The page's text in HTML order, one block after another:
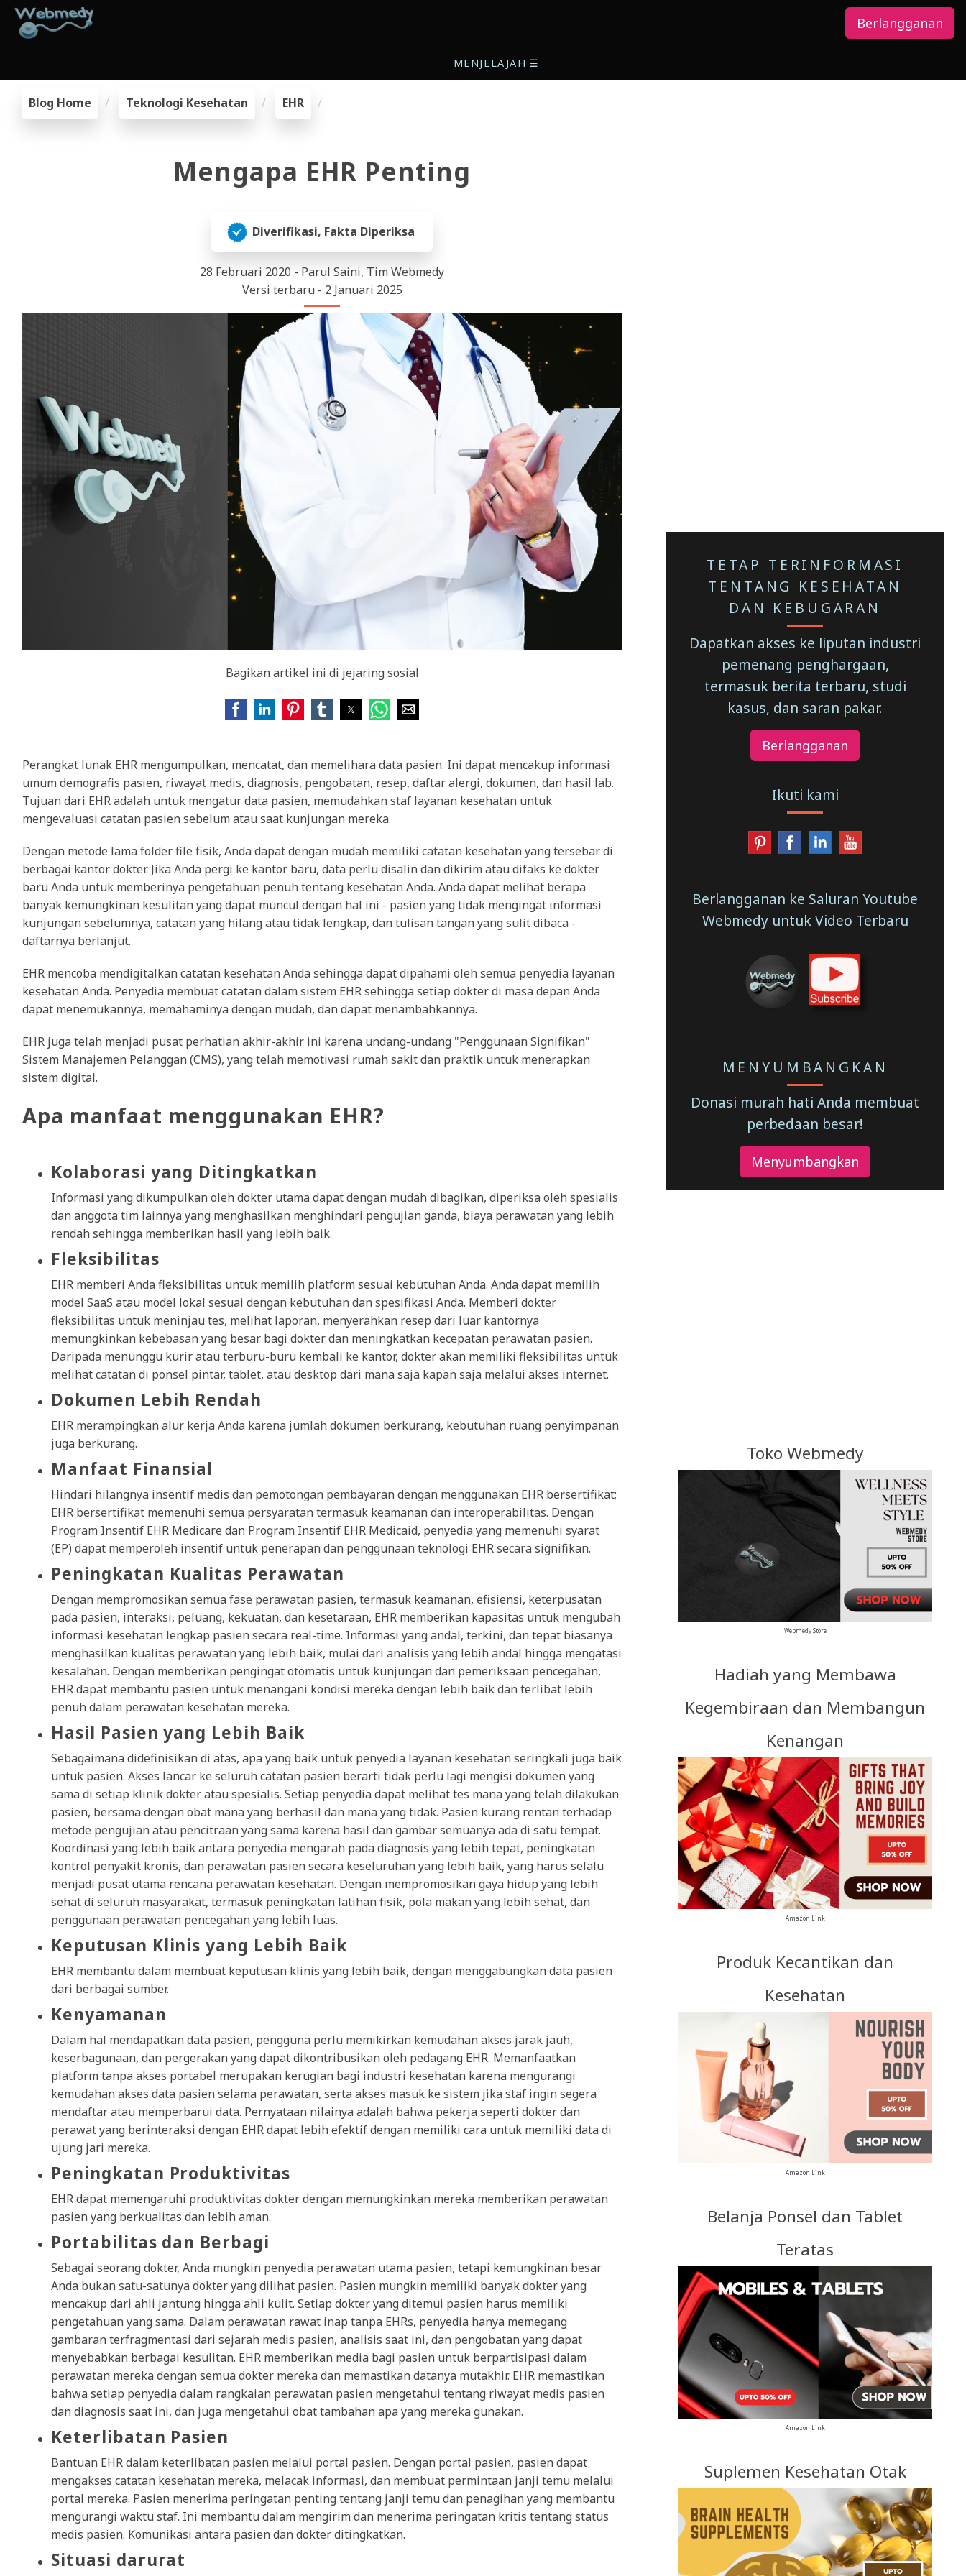
Berlangganan
MENJELAJAH ☰
Blog Home Teknologi Kesehatan EHR
Mengapa EHR Penting
Diverifikasi, Fakta Diperiksa
28 Februari 2020 - Parul Saini, Tim Webmedy
Versi terbaru - 2 Januari 2025
Bagikan artikel ini di jejaring sosial
Perangkat lunak EHR mengumpulkan, mencatat, dan memelihara data pasien. Ini dapat mencakup informasi
umum demografis pasien, riwayat medis, diagnosis, pengobatan, resep, daftar alergi, dokumen, dan hasil lab.
Tujuan dari EHR adalah untuk mengatur data pasien, memudahkan staf layanan kesehatan untuk
mengevaluasi catatan pasien sebelum atau saat kunjungan mereka.
Dengan metode lama folder file fisik, Anda dapat dengan mudah memiliki catatan kesehatan yang tersebar di
berbagai kantor dokter. Jika Anda pergi ke kantor baru, data perlu disalin dan dikirim atau difaks ke dokter
baru Anda untuk memberinya pengetahuan penuh tentang kesehatan Anda. Anda dapat melihat berapa
banyak kemungkinan kesulitan yang dapat muncul dengan hal ini - pasien yang tidak mengingat informasi
kunjungan sebelumnya, catatan yang hilang atau tidak lengkap, dan tulisan tangan yang sulit dibaca -
daftarnya berlanjut.
EHR mencoba mendigitalkan catatan kesehatan Anda sehingga dapat dipahami oleh semua penyedia layanan
kesehatan Anda. Penyedia membuat catatan dalam sistem EHR sehingga setiap dokter di masa depan Anda
dapat menemukannya, memahaminya dengan mudah, dan dapat menambahkannya.
EHR juga telah menjadi pusat perhatian akhir-akhir ini karena undang-undang "Penggunaan Signifikan"
Sistem Manajemen Pelanggan (CMS), yang telah memotivasi rumah sakit dan praktik untuk menerapkan
sistem digital.
Apa manfaat menggunakan EHR?
Kolaborasi yang Ditingkatkan
Informasi yang dikumpulkan oleh dokter utama dapat dengan mudah dibagikan, diperiksa oleh spesialis
dan anggota tim lainnya yang menghasilkan menghindari pengujian ganda, biaya perawatan yang lebih
rendah sehingga memberikan hasil yang lebih baik.
Fleksibilitas
EHR memberi Anda fleksibilitas untuk memilih platform sesuai kebutuhan Anda. Anda dapat memilih
model SaaS atau model lokal sesuai dengan kebutuhan dan spesifikasi Anda. Memberi dokter
fleksibilitas untuk meninjau tes, melihat laporan, menyerahkan resep dari luar kantornya
memungkinkan kebebasan yang besar bagi dokter dan meningkatkan kecepatan perawatan pasien.
Daripada menunggu kurir atau terburu-buru kembali ke kantor, dokter akan memiliki fleksibilitas untuk
melihat catatan di ponsel pintar, tablet, atau desktop dari mana saja kapan saja melalui akses internet.
Dokumen Lebih Rendah
EHR merampingkan alur kerja Anda karena jumlah dokumen berkurang, kebutuhan ruang penyimpanan
juga berkurang.
Manfaat Finansial
Hindari hilangnya insentif medis dan pemotongan pembayaran dengan menggunakan EHR bersertifikat;
EHR bersertifikat memenuhi semua persyaratan termasuk keamanan dan interoperabilitas. Dengan
Program Insentif EHR Medicare dan Program Insentif EHR Medicaid, penyedia yang memenuhi syarat
(EP) dapat memperoleh insentif untuk penerapan dan penggunaan teknologi EHR secara signifikan.
Peningkatan Kualitas Perawatan
Dengan mempromosikan semua fase perawatan pasien, termasuk keamanan, efisiensi, keterpusatan
pada pasien, interaksi, peluang, kekuatan, dan kesetaraan, EHR memberikan kapasitas untuk mengubah
informasi kesehatan lengkap pasien secara real-time. Informasi yang andal, terkini, dan tepat biasanya
menghasilkan kualitas perawatan yang lebih baik, mulai dari analisis yang lebih andal hingga mengatasi
kesalahan. Dengan memberikan pengingat otomatis untuk kunjungan dan pemeriksaan pencegahan,
EHR dapat membantu pasien untuk menangani kondisi mereka dengan lebih baik dan terlibat lebih
penuh dalam perawatan kesehatan mereka.
Hasil Pasien yang Lebih Baik
Sebagaimana didefinisikan di atas, apa yang baik untuk penyedia layanan kesehatan seringkali juga baik
untuk pasien. Akses lancar ke seluruh catatan pasien berarti tidak perlu lagi mengisi dokumen yang
sama di setiap klinik dokter atau spesialis. Setiap penyedia dapat melihat tes mana yang telah dilakukan
pasien, bersama dengan obat mana yang berhasil dan mana yang tidak. Pasien kurang rentan terhadap
metode pengujian atau pencitraan yang sama karena hasil dan gambar semuanya ada di satu tempat.
Koordinasi yang lebih baik antara penyedia mengarah pada diagnosis yang lebih tepat, peningkatan
kontrol penyakit kronis, dan perawatan pasien secara keseluruhan yang lebih baik, yang harus selalu
menjadi pusat utama rencana perawatan kesehatan. Dengan mempromosikan gaya hidup yang lebih
sehat di seluruh masyarakat, termasuk peningkatan latihan fisik, pola makan yang lebih sehat, dan
penggunaan perawatan pencegahan yang lebih luas.
Keputusan Klinis yang Lebih Baik
EHR membantu dalam membuat keputusan klinis yang lebih baik, dengan menggabungkan data pasien
dari berbagai sumber.
Kenyamanan
Dalam hal mendapatkan data pasien, pengguna perlu memikirkan kemudahan akses jarak jauh,
keserbagunaan, dan pergerakan yang dapat dikontribusikan oleh pedagang EHR. Memanfaatkan
platform tanpa akses portabel merupakan kerugian bagi industri kesehatan karena mengurangi
kemudahan akses data pasien selama perawatan, serta akses masuk ke sistem jika staf ingin segera
mendaftar atau memperbarui data. Pernyataan nilainya adalah bahwa pekerja seperti dokter dan
perawat yang berinteraksi dengan EHR dapat lebih efektif dengan memiliki cara untuk memiliki data di
ujung jari mereka.
Peningkatan Produktivitas
EHR dapat memengaruhi produktivitas dokter dengan memungkinkan mereka memberikan perawatan
pasien yang berkualitas dan lebih aman.
Portabilitas dan Berbagi
Sebagai seorang dokter, Anda mungkin penyedia perawatan utama pasien, tetapi kemungkinan besar
Anda bukan satu-satunya dokter yang dilihat pasien. Pasien mungkin memiliki banyak dokter yang
mencakup dari ahli jantung hingga ahli kulit. Setiap dokter yang ditemui pasien harus memiliki
pengetahuan yang sama. Dalam perawatan rawat inap tanpa EHRs, penyedia hanya memegang
gambaran terfragmentasi dari sejarah medis pasien, analisis saat ini, dan pengobatan yang dapat
menyebabkan berbagai kesulitan. EHR memberikan media bagi pasien untuk berpartisipasi dalam
perawatan mereka dengan semua dokter mereka dan memastikan datanya mutakhir. EHR memastikan
bahwa setiap penyedia dalam rangkaian perawatan pasien mengetahui tentang riwayat medis pasien
dan diagnosis saat ini, dan juga mengetahui obat tambahan apa yang mereka gunakan.
Keterlibatan Pasien
Bantuan EHR dalam keterlibatan pasien melalui portal pasien. Dengan portal pasien, pasien dapat
mengakses catatan kesehatan mereka, melacak informasi, dan membuat permintaan janji temu melalui
portal mereka. Pasien menerima peringatan penting tentang janji temu dan penagihan yang membantu
mengurangi waktu staf. Ini membantu dalam mengirim dan menerima peringatan kritis tentang status
medis pasien. Komunikasi antara pasien dan dokter ditingkatkan.
Situasi darurat
TETAP TERINFORMASI
TENTANG KESEHATAN
DAN KEBUGARAN
Dapatkan akses ke liputan industri
pemenang penghargaan,
termasuk berita terbaru, studi
kasus, dan saran pakar.
Berlangganan
Ikuti kami
Berlangganan ke Saluran Youtube
Webmedy untuk Video Terbaru
MENYUMBANGKAN
Donasi murah hati Anda membuat
perbedaan besar!
Menyumbangkan
Toko Webmedy
Webmedy Store
Hadiah yang Membawa
Kegembiraan dan Membangun
Kenangan
Amazon Link
Produk Kecantikan dan
Kesehatan
Amazon Link
Belanja Ponsel dan Tablet
Teratas
Amazon Link
Suplemen Kesehatan Otak